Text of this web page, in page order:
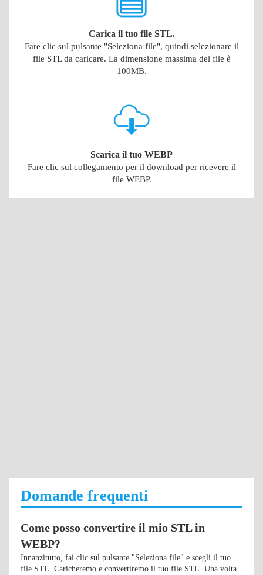
Carica il tuo file STL.
Fare clic sul pulsante "Seleziona file", quindi selezionare il
file STL da caricare. La dimensione massima del file è
100MB.
Scarica il tuo WEBP
Fare clic sul collegamento per il download per ricevere il
file WEBP.
Domande frequenti
Come posso convertire il mio STL in
WEBP?
Innanzitutto, fai clic sul pulsante "Seleziona file" e scegli il tuo
file STL. Caricheremo e convertiremo il tuo file STL. Una volta